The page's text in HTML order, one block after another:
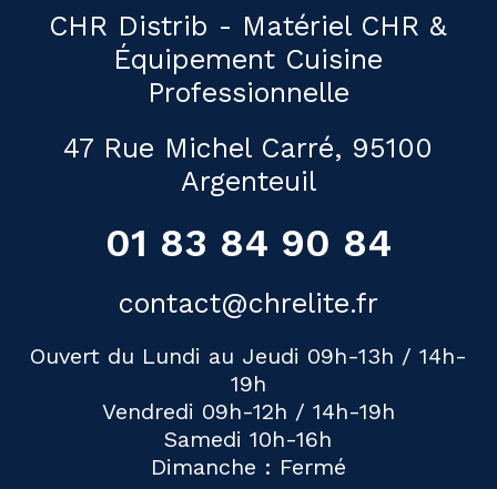
CHR Distrib - Matériel CHR &
Équipement Cuisine
Professionnelle
47 Rue Michel Carré, 95100
Argenteuil
01 83 84 90 84
contact@chrelite.fr
Ouvert du Lundi au Jeudi 09h-13h / 14h-
19h
Vendredi 09h-12h / 14h-19h
Samedi 10h-16h
Dimanche : Fermé